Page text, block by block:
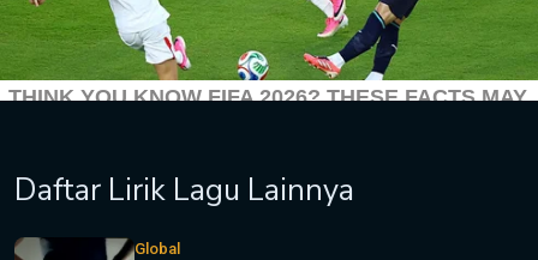
Daftar Lirik Lagu Lainnya
Global